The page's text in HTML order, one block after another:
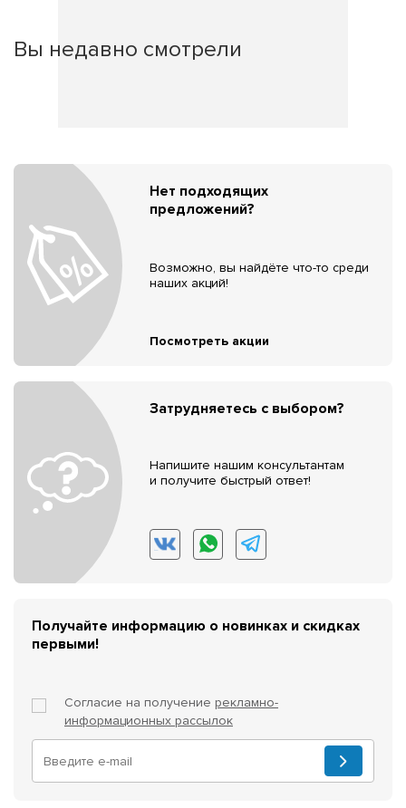
Вы недавно смотрели
Нет подходящих
предложений?
Возможно, вы найдёте что-то среди
наших акций!
Посмотреть акции
Затрудняетесь с выбором?
Напишите нашим консультантам
и получите быстрый ответ!
Получайте информацию о новинках и скидках
первыми!
Согласие на получение рекламно-
информационных рассылок